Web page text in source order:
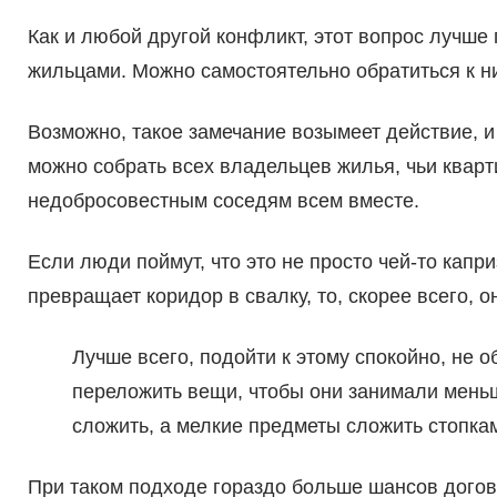
Как и любой другой конфликт, этот вопрос
жильцами. Можно самостоятельно обратиться к
Возможно, такое замечание возымеет действие,
можно собрать всех владельцев жилья, чьи
недобросовестным соседям всем вместе.
Если люди поймут, что это не просто чей-то
превращает коридор в свалку, то, скорее всего,
Лучше всего, подойти к этому спокойно, не
переложить вещи, чтобы они занимали
сложить, а мелкие предметы сложить
При таком подходе гораздо больше шансов